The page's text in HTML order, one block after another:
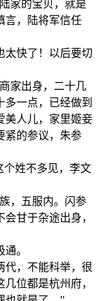
家的宝贝，就是
言，陆将军信任
太快了！以后要切
家出身，二十几
一点，已经做到
美人儿，家里姬妾
紧的参议，朱参
个姓不多见，李文
，五服内。闪参
甘于杂途出身，
。
代，不能科举，很
位都是杭州府，